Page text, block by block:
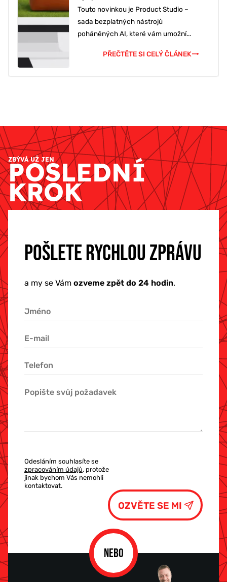
Touto novinkou je Product Studio –
sada bezplatných nástrojů
poháněných AI, které vám umožní...
PŘEČTĚTE SI CELÝ ČLÁNEK
ZBÝVÁ UŽ JEN
POSLEDNÍ
KROK
POŠLETE RYCHLOU ZPRÁVU
a my se Vám ozveme zpět do 24 hodin.
Odesláním souhlasíte se
zpracováním údajů, protože
jinak bychom Vás nemohli
kontaktovat.
NEBO